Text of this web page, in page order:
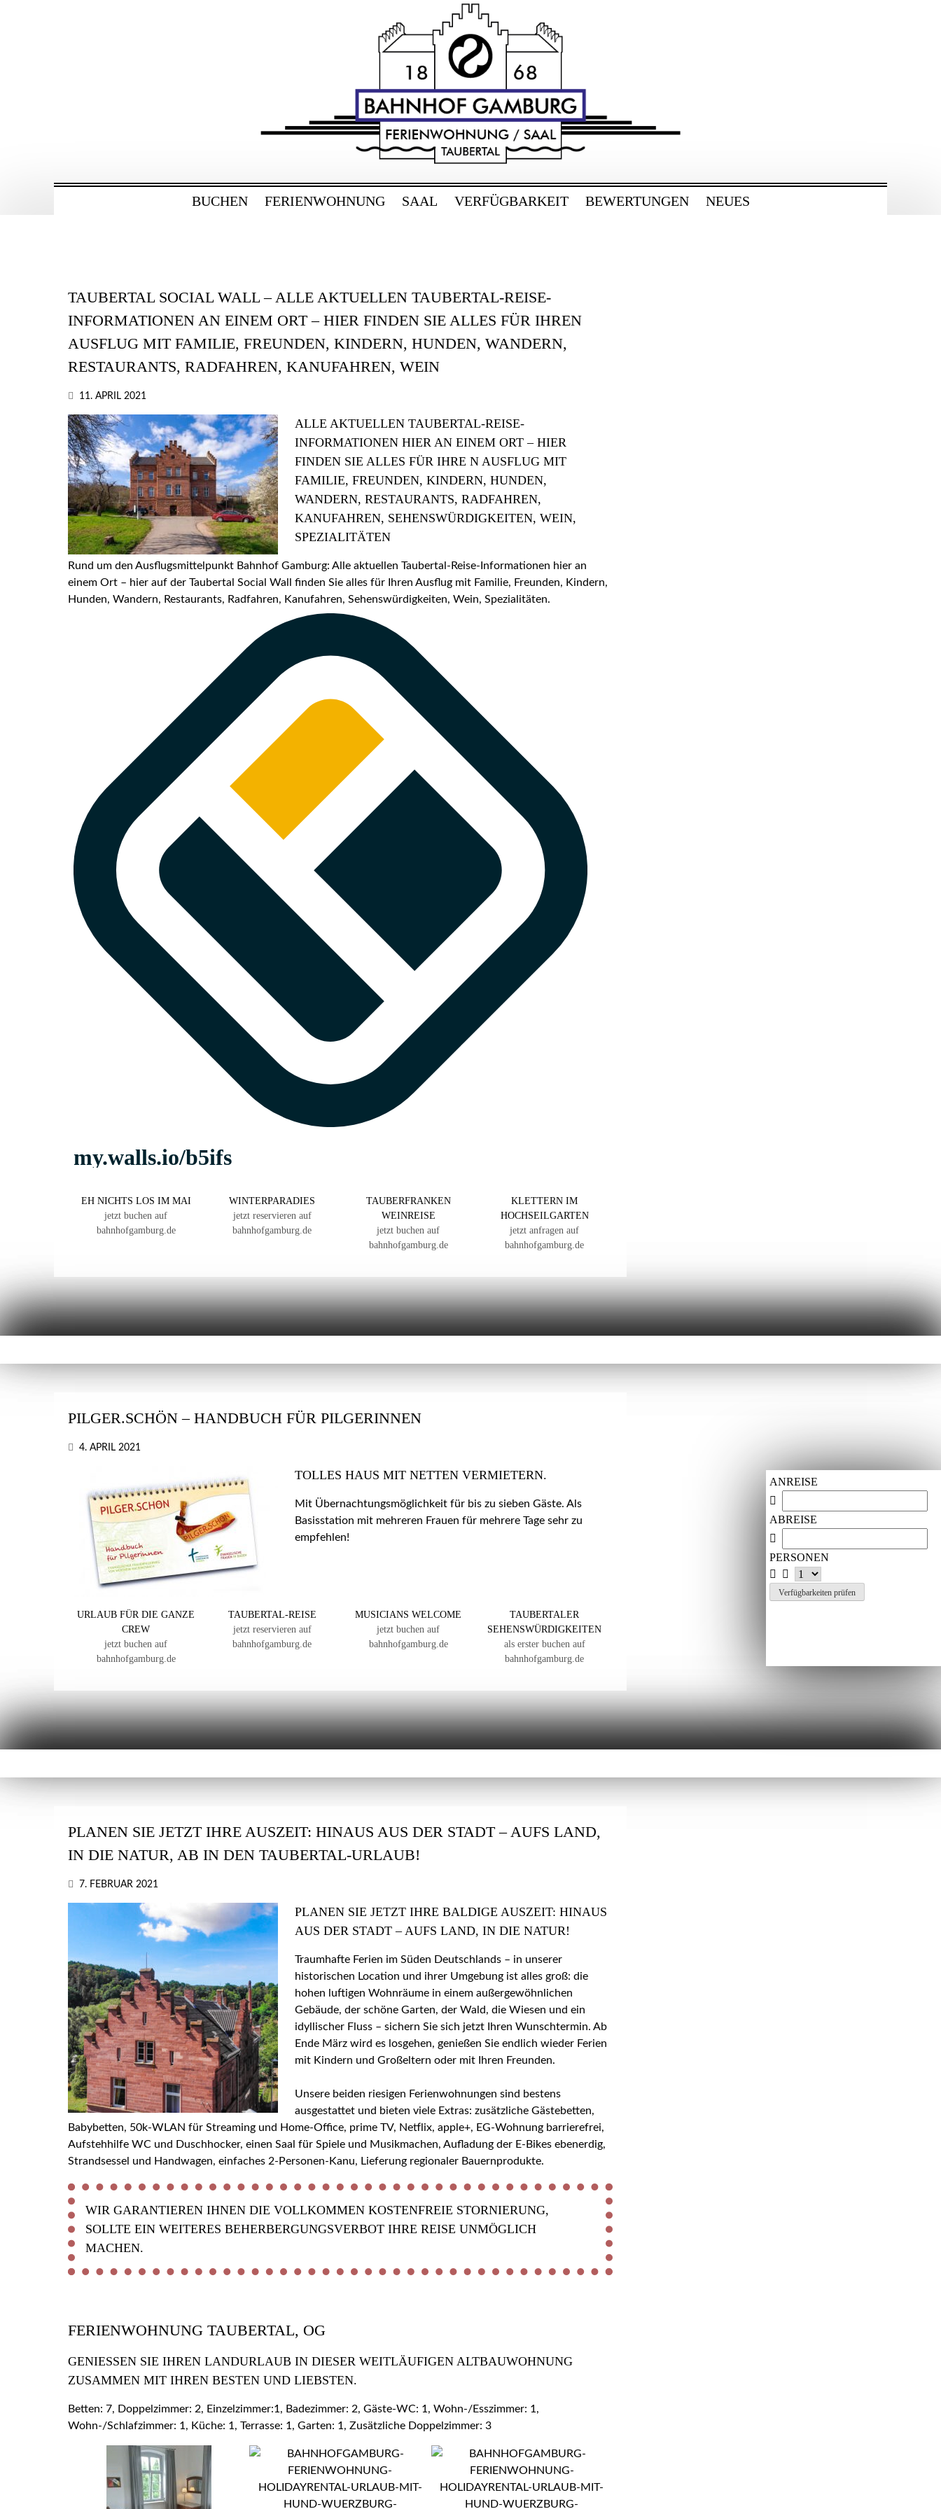
BUCHEN FERIENWOHNUNG SAAL VERFÜGBARKEIT BEWERTUNGEN NEUES
TAUBERTAL SOCIAL WALL – ALLE AKTUELLEN TAUBERTAL-REISE-
INFORMATIONEN AN EINEM ORT – HIER FINDEN SIE ALLES FÜR IHREN
AUSFLUG MIT FAMILIE, FREUNDEN, KINDERN, HUNDEN, WANDERN,
RESTAURANTS, RADFAHREN, KANUFAHREN, WEIN
11. APRIL 2021
ALLE AKTUELLEN TAUBERTAL-REISE-
INFORMATIONEN HIER AN EINEM ORT – HIER
FINDEN SIE ALLES FÜR IHRE N AUSFLUG MIT
FAMILIE, FREUNDEN, KINDERN, HUNDEN,
WANDERN, RESTAURANTS, RADFAHREN,
KANUFAHREN, SEHENSWÜRDIGKEITEN, WEIN,
SPEZIALITÄTEN
Rund um den Ausflugsmittelpunkt Bahnhof Gamburg: Alle aktuellen Taubertal-Reise-Informationen hier an
einem Ort – hier auf der Taubertal Social Wall finden Sie alles für Ihren Ausflug mit Familie, Freunden, Kindern,
Hunden, Wandern, Restaurants, Radfahren, Kanufahren, Sehenswürdigkeiten, Wein, Spezialitäten.
EH NICHTS LOS IM MAI
jetzt buchen auf
bahnhofgamburg.de
WINTERPARADIES
jetzt reservieren auf
bahnhofgamburg.de
TAUBERFRANKEN
WEINREISE
jetzt buchen auf
bahnhofgamburg.de
KLETTERN IM
HOCHSEILGARTEN
jetzt anfragen auf
bahnhofgamburg.de
PILGER.SCHÖN – HANDBUCH FÜR PILGERINNEN
4. APRIL 2021
TOLLES HAUS MIT NETTEN VERMIETERN.
Mit Übernachtungsmöglichkeit für bis zu sieben Gäste. Als
Basisstation mit mehreren Frauen für mehrere Tage sehr zu
empfehlen!
URLAUB FÜR DIE GANZE
CREW
jetzt buchen auf
bahnhofgamburg.de
TAUBERTAL-REISE
jetzt reservieren auf
bahnhofgamburg.de
MUSICIANS WELCOME
jetzt buchen auf
bahnhofgamburg.de
TAUBERTALER
SEHENSWÜRDIGKEITEN
als erster buchen auf
bahnhofgamburg.de
PLANEN SIE JETZT IHRE AUSZEIT: HINAUS AUS DER STADT – AUFS LAND,
IN DIE NATUR, AB IN DEN TAUBERTAL-URLAUB!
7. FEBRUAR 2021
PLANEN SIE JETZT IHRE BALDIGE AUSZEIT: HINAUS
AUS DER STADT – AUFS LAND, IN DIE NATUR!
Traumhafte Ferien im Süden Deutschlands – in unserer
historischen Location und ihrer Umgebung ist alles groß: die
hohen luftigen Wohnräume in einem außergewöhnlichen
Gebäude, der schöne Garten, der Wald, die Wiesen und ein
idyllischer Fluss – sichern Sie sich jetzt Ihren Wunschtermin. Ab
Ende März wird es losgehen, genießen Sie endlich wieder Ferien
mit Kindern und Großeltern oder mit Ihren Freunden.
Unsere beiden riesigen Ferienwohnungen sind bestens
ausgestattet und bieten viele Extras: zusätzliche Gästebetten,
Babybetten, 50k-WLAN für Streaming und Home-Office, prime TV, Netflix, apple+, EG-Wohnung barrierefrei,
Aufstehhilfe WC und Duschhocker, einen Saal für Spiele und Musikmachen, Aufladung der E-Bikes ebenerdig,
Strandsessel und Handwagen, einfaches 2-Personen-Kanu, Lieferung regionaler Bauernprodukte.
WIR GARANTIEREN IHNEN DIE VOLLKOMMEN KOSTENFREIE STORNIERUNG,
SOLLTE EIN WEITERES BEHERBERGUNGSVERBOT IHRE REISE UNMÖGLICH
MACHEN.
FERIENWOHNUNG TAUBERTAL, OG
GENIESSEN SIE IHREN LANDURLAUB IN DIESER WEITLÄUFIGEN ALTBAUWOHNUNG Z
USAMMEN MIT IHREN BESTEN UND LIEBSTEN.
Betten: 7, Doppelzimmer: 2, Einzelzimmer:1, Badezimmer: 2, Gäste-WC: 1, Wohn-/Esszimmer: 1,
Wohn-/Schlafzimmer: 1, Küche: 1, Terrasse: 1, Garten: 1, Zusätzliche Doppelzimmer: 3
ANREISE
ABREISE
PERSONEN
Verfügbarkeiten prüfen